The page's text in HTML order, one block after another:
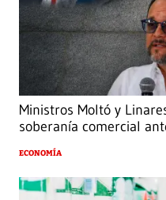
Ministros Moltó y
soberanía comercial
ECONOMÍA